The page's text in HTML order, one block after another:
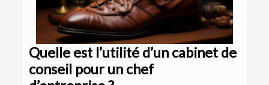
Quelle est l’utilité d’un cabinet de
conseil pour un chef